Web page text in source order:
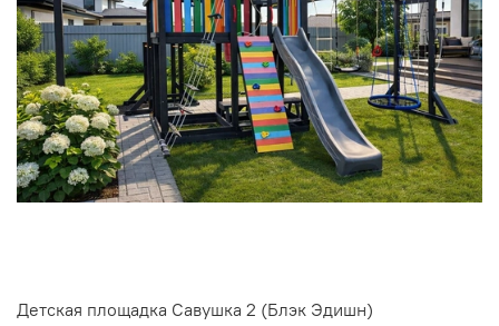
Детская площадка Савушка 2 (Блэк Эдишн)